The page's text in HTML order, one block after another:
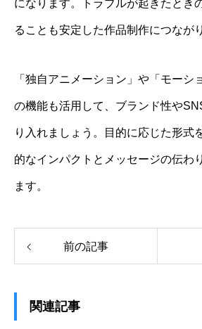
になります。トラブルが起きたとき
ることも安定した作品制作につなが
「独自アニメーション」や「モーシ
の機能も活用して、ブランド性や
り入れましょう。目的に応じた形式
的なインパクトとメッセージの伝わ
ます。
前の記事
関連記事